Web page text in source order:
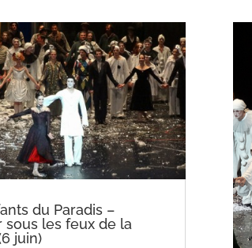
du Paradis –
sous les feux de la
juin)